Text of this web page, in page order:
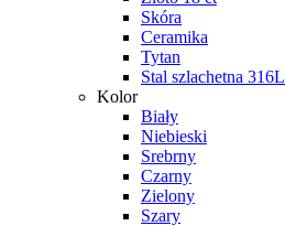
Skóra
Ceramika
Tytan
Stal szlachetna 316L
Kolor
Biały
Niebieski
Srebrny
Czarny
Zielony
Szary